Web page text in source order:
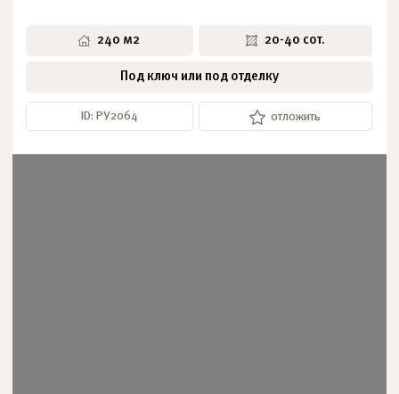
240 м2 20-40 сот.
Под ключ или под отделку
ID: РУ2064 отложить